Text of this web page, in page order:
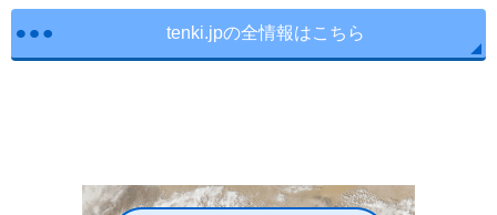
tenki.jpの全情報はこちら